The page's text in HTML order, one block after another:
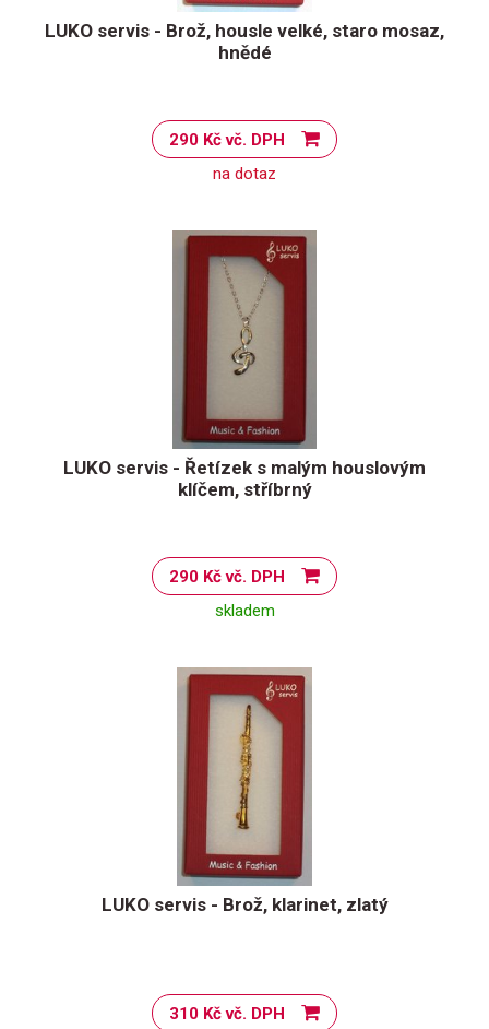
LUKO servis - Brož, housle velké, staro mosaz,
hnědé
290 Kč vč. DPH
na dotaz
LUKO servis - Řetízek s malým houslovým
klíčem, stříbrný
290 Kč vč. DPH
skladem
LUKO servis - Brož, klarinet, zlatý
310 Kč vč. DPH